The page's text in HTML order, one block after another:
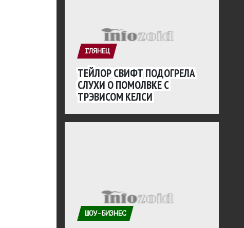
ГЛЯНЕЦ
ТЕЙЛОР СВИФТ ПОДОГРЕЛА
СЛУХИ О ПОМОЛВКЕ С
ТРЭВИСОМ КЕЛСИ
ШОУ-БИЗНЕС